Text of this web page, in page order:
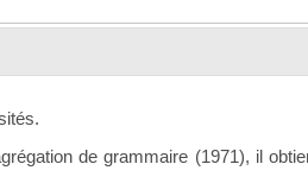
de grammaire (1971), il